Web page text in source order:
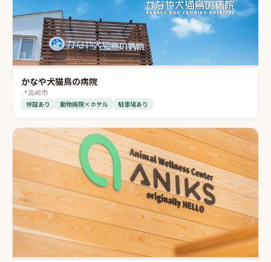
かなや犬猫鳥の病院
📍高崎市
併設あり 動物病院×ホテル 駐車場あり